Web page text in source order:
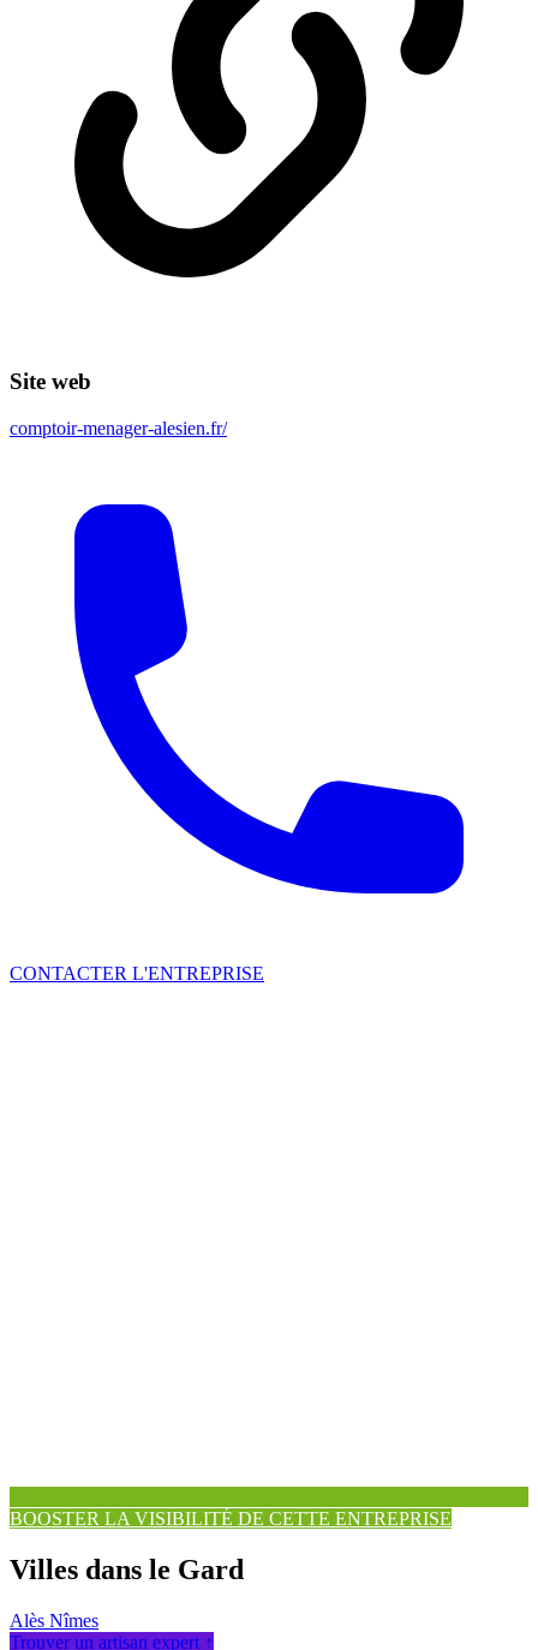
Site web
comptoir-menager-alesien.fr/
CONTACTER L'ENTREPRISE
BOOSTER LA VISIBILITÉ DE CETTE ENTREPRISE
Villes dans le Gard
Alès Nîmes
Trouver un artisan expert ↑